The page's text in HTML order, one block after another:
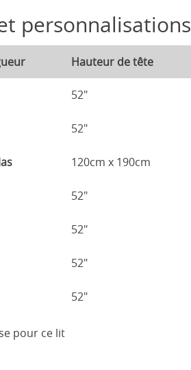
personnalisations
Hauteur de tête
52"
52"
120cm x 190cm
52"
52"
52"
52"
pour ce lit